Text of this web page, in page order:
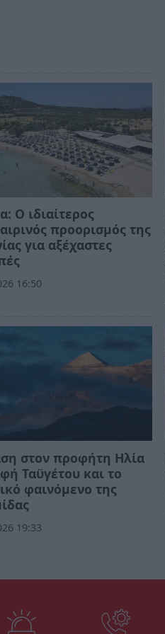
Ο ιδιαίτερος
προορισμός της
για αξέχαστες
16:50
στον προφήτη Ηλία
Ταϋγέτου και το
φαινόμενο της
19:33